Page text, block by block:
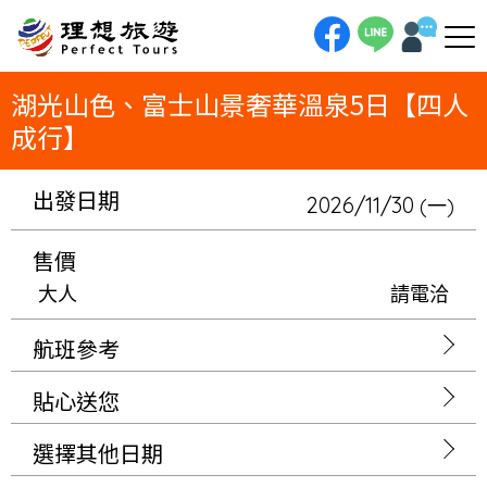
巒，全程入住頂級設計旅宿，享受一場無與倫比的感官盛宴。
湖光山色、富士山景奢華溫泉5日【四人
成行】
出發日期 2026/11/30 (一)
售價
大人 請電洽
航班參考
貼心送您
選擇其他日期